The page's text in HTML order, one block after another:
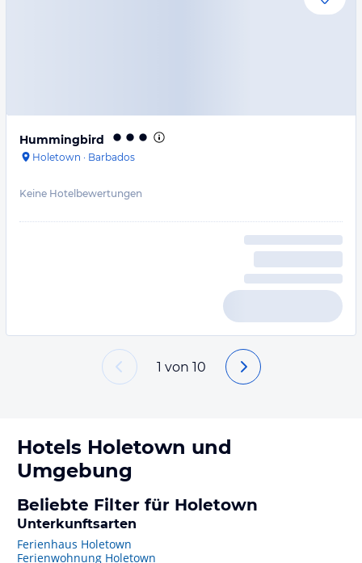
Hummingbird
Holetown · Barbados
Keine Hotelbewertungen
1 von 10
Hotels Holetown und
Umgebung
Beliebte Filter für Holetown
Unterkunftsarten
Ferienhaus Holetown
Ferienwohnung Holetown